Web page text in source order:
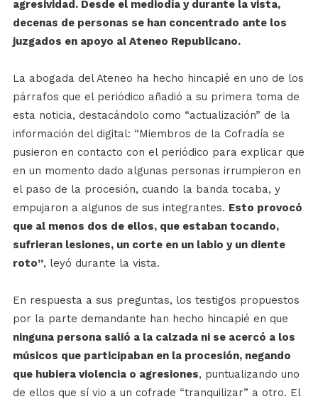
agresividad. Desde el mediodía y durante la vista,
decenas de personas se han concentrado ante los
juzgados en apoyo al Ateneo Republicano.
La abogada del Ateneo ha hecho hincapié en uno de los
párrafos que el periódico añadió a su primera toma de
esta noticia, destacándolo como “actualización” de la
información del digital: “Miembros de la Cofradía se
pusieron en contacto con el periódico para explicar que
en un momento dado algunas personas irrumpieron en
el paso de la procesión, cuando la banda tocaba, y
empujaron a algunos de sus integrantes. Esto provocó
que al menos dos de ellos, que estaban tocando,
sufrieran lesiones, un corte en un labio y un diente
roto”, leyó durante la vista.
En respuesta a sus preguntas, los testigos propuestos
por la parte demandante han hecho hincapié en que
ninguna persona salió a la calzada ni se acercó a los
músicos que participaban en la procesión, negando
que hubiera violencia o agresiones, puntualizando uno
de ellos que sí vio a un cofrade “tranquilizar” a otro. El